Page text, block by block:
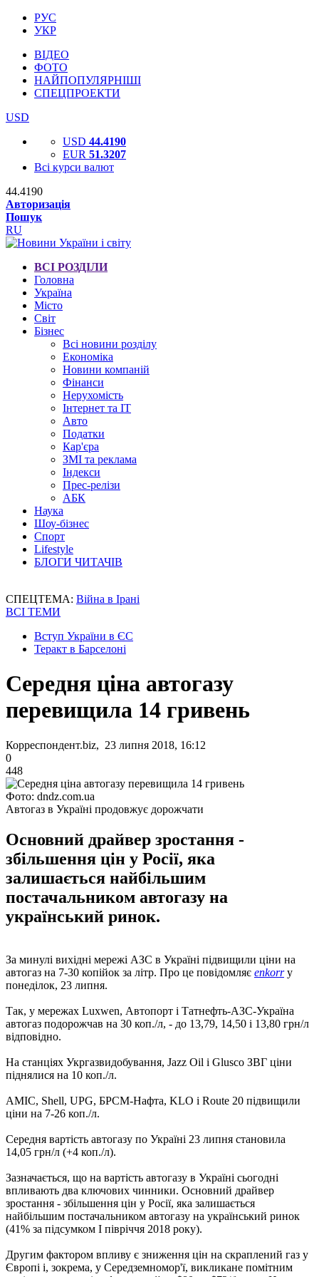
РУС
УКР
ВІДЕО
ФОТО
НАЙПОПУЛЯРНІШІ
СПЕЦПРОЕКТИ
USD
USD 44.4190
EUR 51.3207
Всі курси валют
44.4190
Авторизація
Пошук
RU
ВСІ РОЗДІЛИ
Головна
Україна
Місто
Світ
Бізнес
Всі новини розділу
Економіка
Новини компаній
Фінанси
Нерухомість
Інтернет та IT
Авто
Податки
Кар'єра
ЗМІ та реклама
Індекси
Прес-релізи
АБК
Наука
Шоу-бізнес
Спорт
Lifestyle
БЛОГИ ЧИТАЧІВ
СПЕЦТЕМА: Війна в Ірані
ВСІ ТЕМИ
Вступ України в ЄС
Теракт в Барселоні
Середня ціна автогазу
перевищила 14 гривень
Корреспондент.biz, 23 липня 2018, 16:12
0
448
Фото: dndz.com.ua
Автогаз в Україні продовжує дорожчати
Основний драйвер зростання -
збільшення цін у Росії, яка
залишається найбільшим
постачальником автогазу на
український ринок.
За минулі вихідні мережі АЗС в Україні підвищили ціни на
автогаз на 7-30 копійок за літр. Про це повідомляє enkorrу
понеділок, 23 липня.
Так, у мережах Luxwen, Автопорт і Татнефть-АЗС-Україна
автогаз подорожчав на 30 коп./л, - до 13,79, 14,50 і 13,80 грн/л
відповідно.
На станціях Укргазвидобування, Jazz Oil і Glusco ЗВГ ціни
піднялися на 10 коп./л.
AMIC, Shell, UPG, БРСМ-Нафта, KLO і Route 20 підвищили
ціни на 7-26 коп./л.
Середня вартість автогазу по Україні 23 липня становила
14,05 грн/л (+4 коп./л).
Зазначається, що на вартість автогазу в Україні сьогодні
впливають два ключових чинники. Основний драйвер
зростання - збільшення цін у Росії, яка залишається
найбільшим постачальником автогазу на український ринок
(41% за підсумком I півріччя 2018 року).
Другим фактором впливу є зниження цін на скраплений газ у
Європі і, зокрема, у Середземномор'ї, викликане помітним